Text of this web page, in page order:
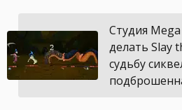
Студия
делать Slay
судьбу